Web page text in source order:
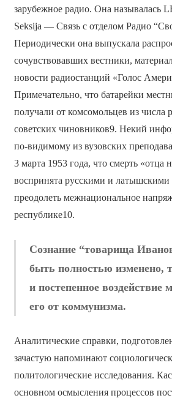
зарубежное радио. Она называлась
Seksija — Связь с отделом Радио
Периодически она выпускала
сочувствовавших вестники,
новости радиостанций «Голос
Примечательно, что батарейки
получали от комсомольцев из числа
советских чиновников9. Некий
по-видимому из вузовских
3 марта 1953 года, что смерть «отца
воспринята русскими и латышскими
преодолеть межнациональное
республике10.
Сознание “товарища
быть полностью изменено,
и постепенное воздействие
его от коммунизма.
Аналитические справки,
зачастую напоминают
политологические исследования.
основном осмысления процессов